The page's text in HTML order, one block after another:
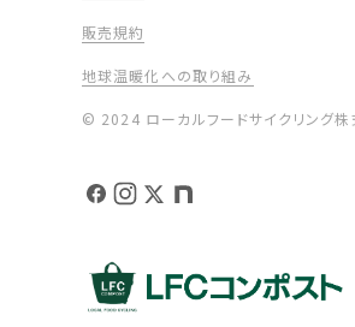
© 2024 ローカルフードサイクリング株
販売規約
地球温暖化への取り組み